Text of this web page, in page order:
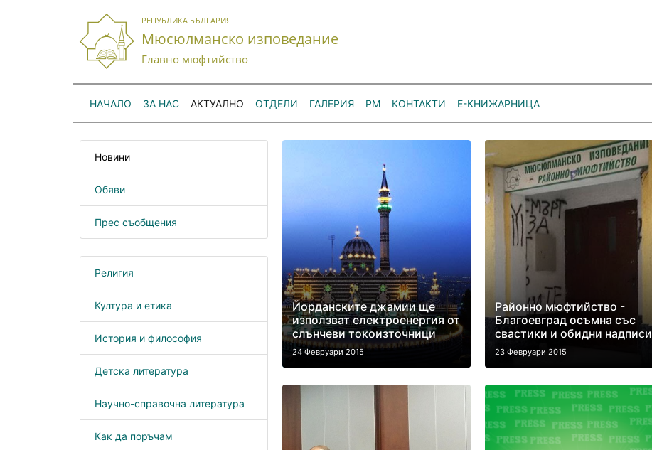
РЕПУБЛИКА БЪЛГАРИЯ
Мюсюлманско изповедание
Главно мюфтийство
НАЧАЛО ЗА НАС АКТУАЛНО ОТДЕЛИ ГАЛЕРИЯ РМ КОНТАКТИ Е-КНИЖАРНИЦА
Новини
Обяви
Прес съобщения
Религия
Култура и етика
История и философия
Детска литература
Научно-справочна литература
Как да поръчам
Йорданските джамии ще
използват електроенергия от
слънчеви токоизточници
24 Февруари 2015
Районно мюфтийство -
Благоевград осъмна със
свастики и обидни надписи
23 Февруари 2015